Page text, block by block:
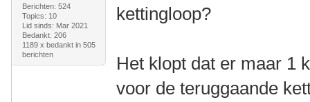
Berichten: 524
Topics: 10
Lid sinds: Mar 2021
Bedankt: 206
1189 x bedankt in 505
berichten
kettingloop?
Het klopt dat er maar 1
voor de teruggaande